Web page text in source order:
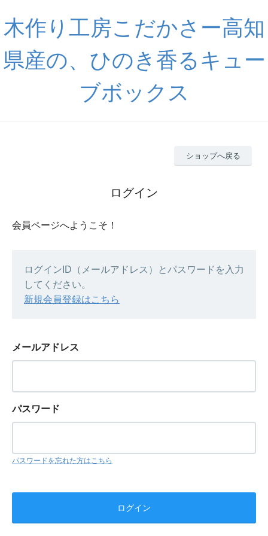
木作り工房こだかさー高知
県産の、ひのき香るキュー
ブボックス
ショップへ戻る
ログイン
会員ページへようこそ！
ログインID（メールアドレス）とパスワードを入力
してください。
新規会員登録はこちら
メールアドレス
パスワード
パスワードを忘れた方はこちら